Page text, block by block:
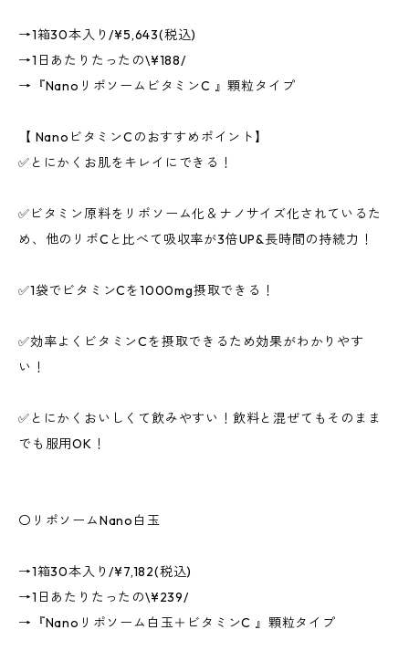
→1箱30本入り/¥5,643(税込)
→1日あたりたったの\¥188/
→『NanoリポソームビタミンC 』顆粒タイプ
【 NanoビタミンCのおすすめポイント】
✅とにかくお肌をキレイにできる！
✅ビタミン原料をリポソーム化＆ナノサイズ化されているた
め、他のリポCと比べて吸収率が3倍UP&長時間の持続力！
✅1袋でビタミンCを1000mg摂取できる！
✅効率よくビタミンCを摂取できるため効果がわかりやす
い！
✅とにかくおいしくて飲みやすい！飲料と混ぜてもそのまま
でも服用OK！
〇リポソームNano白玉
→1箱30本入り/¥7,182(税込)
→1日あたりたったの\¥239/
→『Nanoリポソーム白玉＋ビタミンC 』顆粒タイプ